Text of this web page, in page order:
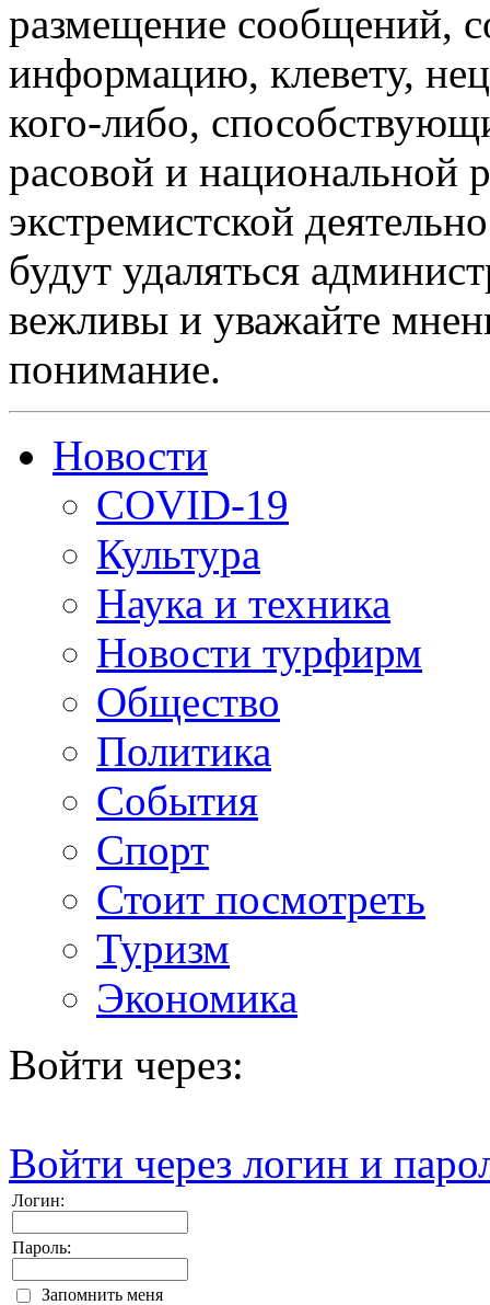
размещение сообщений,
информацию, клевету,
кого-либо,
расовой и национальной
экстремистской
будут удаляться
вежливы и уважайте
понимание.
Новости
COVID-19
Культура
Наука и техника
Новости турфирм
Общество
Политика
События
Спорт
Стоит посмотреть
Туризм
Экономика
Войти через:
Войти через логин и
Логин:
Пароль:
Запомнить меня